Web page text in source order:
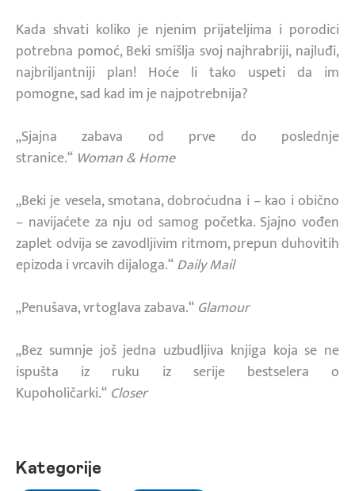
Kada shvati koliko je njenim prijateljima i porodici
potrebna pomoć, Beki smišlja svoj najhrabriji, najluđi,
najbriljantniji plan! Hoće li tako uspeti da im
pomogne, sad kad im je najpotrebnija?
„Sjajna zabava od prve do poslednje
stranice.“ Woman & Home
„Beki je vesela, smotana, dobroćudna i – kao i obično
– navijaćete za nju od samog početka. Sjajno vođen
zaplet odvija se zavodljivim ritmom, prepun duhovitih
epizoda i vrcavih dijaloga.“Daily Mail
„Penušava, vrtoglava zabava.“ Glamour
„Bez sumnje još jedna uzbudljiva knjiga koja se ne
ispušta iz ruku iz serije bestselera o
Kupoholičarki.“ Closer
Kategorije